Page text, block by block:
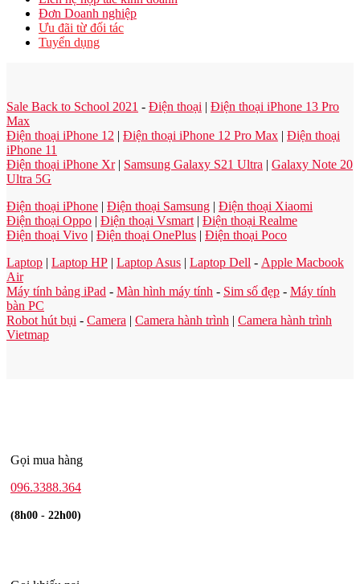
Đơn Doanh nghiệp
Ưu đãi từ đối tác
Tuyển dụng
Sale Back to School 2021 - Điện thoại | Điện thoại iPhone 13 Pro
Max
Điện thoại iPhone 12 | Điện thoại iPhone 12 Pro Max | Điện thoại
iPhone 11
Điện thoại iPhone Xr| Samsung Galaxy S21 Ultra | Galaxy Note 20
Ultra 5G
Điện thoại iPhone | Điện thoại Samsung | Điện thoại Xiaomi
Điện thoại Oppo | Điện thoại Vsmart | Điện thoại Realme
Điện thoại Vivo | Điện thoại OnePlus | Điện thoại Poco
Laptop | Laptop HP | Laptop Asus | Laptop Dell - Apple Macbook
Air
Máy tính bảng iPad - Màn hình máy tính - Sim số đẹp - Máy tính
bàn PC
Robot hút bụi - Camera | Camera hành trình | Camera hành trình
Vietmap
Gọi mua hàng
096.3388.364
(8h00 - 22h00)